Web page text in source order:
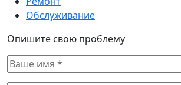
Обслуживание
Опишите свою проблему